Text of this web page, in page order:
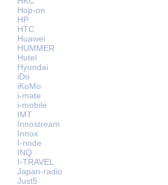
Hop-on
HP
HTC
Huawei
HUMMER
Hutel
Hyundai
iDo
iKoMo
i-mate
i-mobile
IMT
Innostream
Innox
I-node
INQ
I-TRAVEL
Japan-radio
Just5